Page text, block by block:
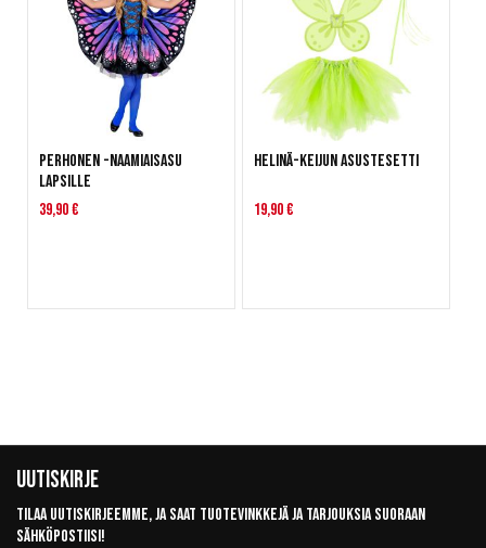
Perhonen -naamiaisasu
lapsille
39,90 €
Helinä-keijun asustesetti
19,90 €
Uutiskirje
Tilaa uutiskirjeemme, ja saat tuotevinkkejä ja tarjouksia suoraan
sähköpostiisi!